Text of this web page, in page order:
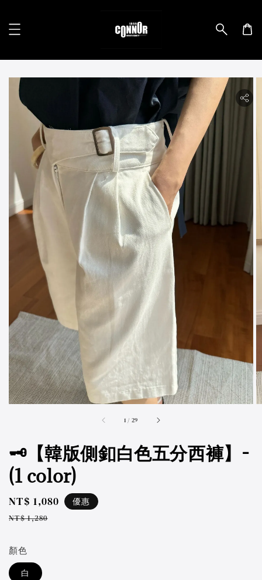
1 / accessibility.of
29
🗝️【韓版側釦白色五分西褲】-
(1 color)
Sale
price
NT$ 1,080
Regular
NT$ 1,280
優惠
顏色
白